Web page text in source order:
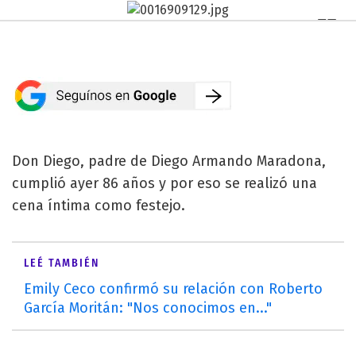
Don Diego, padre de Diego Armando Maradona,
cumplió ayer 86 años y por eso se realizó una
cena íntima como festejo.
LEÉ TAMBIÉN
Emily Ceco confirmó su relación con Roberto
García Moritán: "Nos conocimos en..."